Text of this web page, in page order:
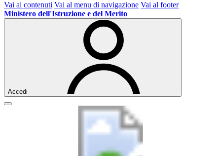
Vai ai contenuti Vai al menu di navigazione Vai al footer
Ministero dell'Istruzione e del Merito
Accedi